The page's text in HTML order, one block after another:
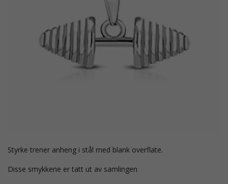
styrke trener anheng i stål med blank overflate.
Disse smykkene er tatt ut av samlingen